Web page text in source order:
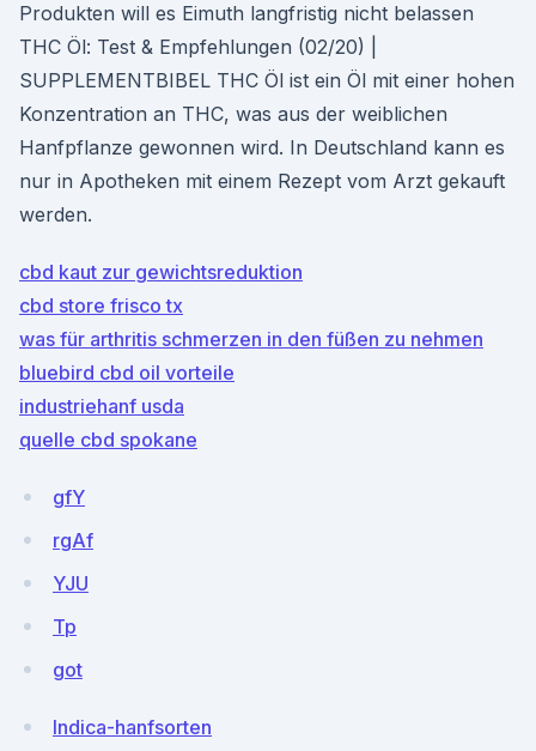
Produkten will es Eimuth langfristig nicht belassen
THC Öl: Test & Empfehlungen (02/20) |
SUPPLEMENTBIBEL THC Öl ist ein Öl mit einer hohen
Konzentration an THC, was aus der weiblichen
Hanfpflanze gewonnen wird. In Deutschland kann es
nur in Apotheken mit einem Rezept vom Arzt gekauft
werden.
cbd kaut zur gewichtsreduktion
cbd store frisco tx
was für arthritis schmerzen in den füßen zu nehmen
bluebird cbd oil vorteile
industriehanf usda
quelle cbd spokane
gfY
rgAf
YJU
Tp
got
Indica-hanfsorten